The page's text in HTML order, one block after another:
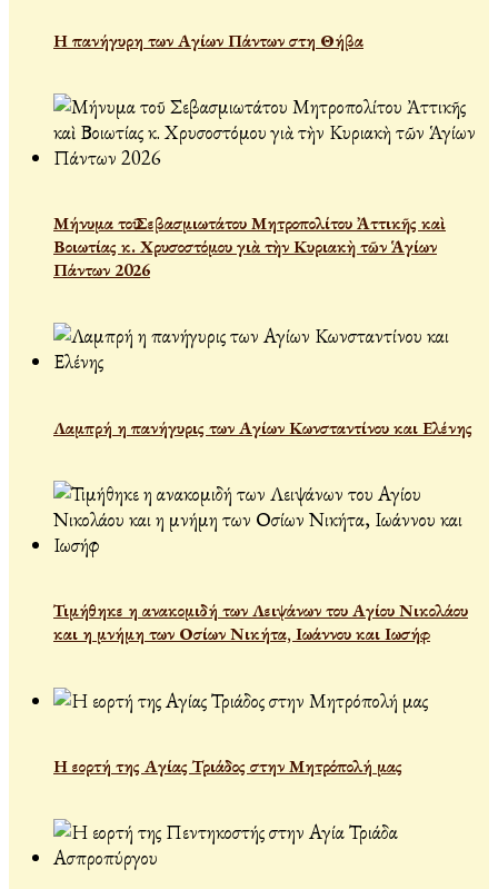
Η πανήγυρη των Αγίων Πάντων στη Θήβα
Μήνυμα τοῦ Σεβασμιωτάτου Μητροπολίτου Ἀττικῆς καὶ
Βοιωτίας κ. Χρυσοστόμου γιὰ τὴν Κυριακὴ τῶν Ἁγίων
Πάντων 2026
Λαμπρή η πανήγυρις των Αγίων Κωνσταντίνου και Ελένης
Τιμήθηκε η ανακομιδή των Λειψάνων του Αγίου Νικολάου
και η μνήμη των Οσίων Νικήτα, Ιωάννου και Ιωσήφ
Η εορτή της Αγίας Τριάδος στην Μητρόπολή μας